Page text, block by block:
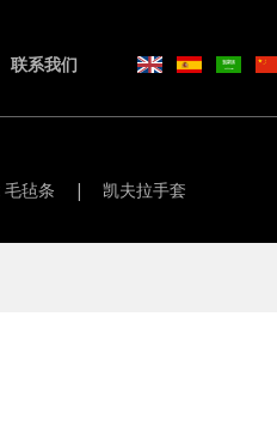
联系我们
毡条 | 凯夫拉手套